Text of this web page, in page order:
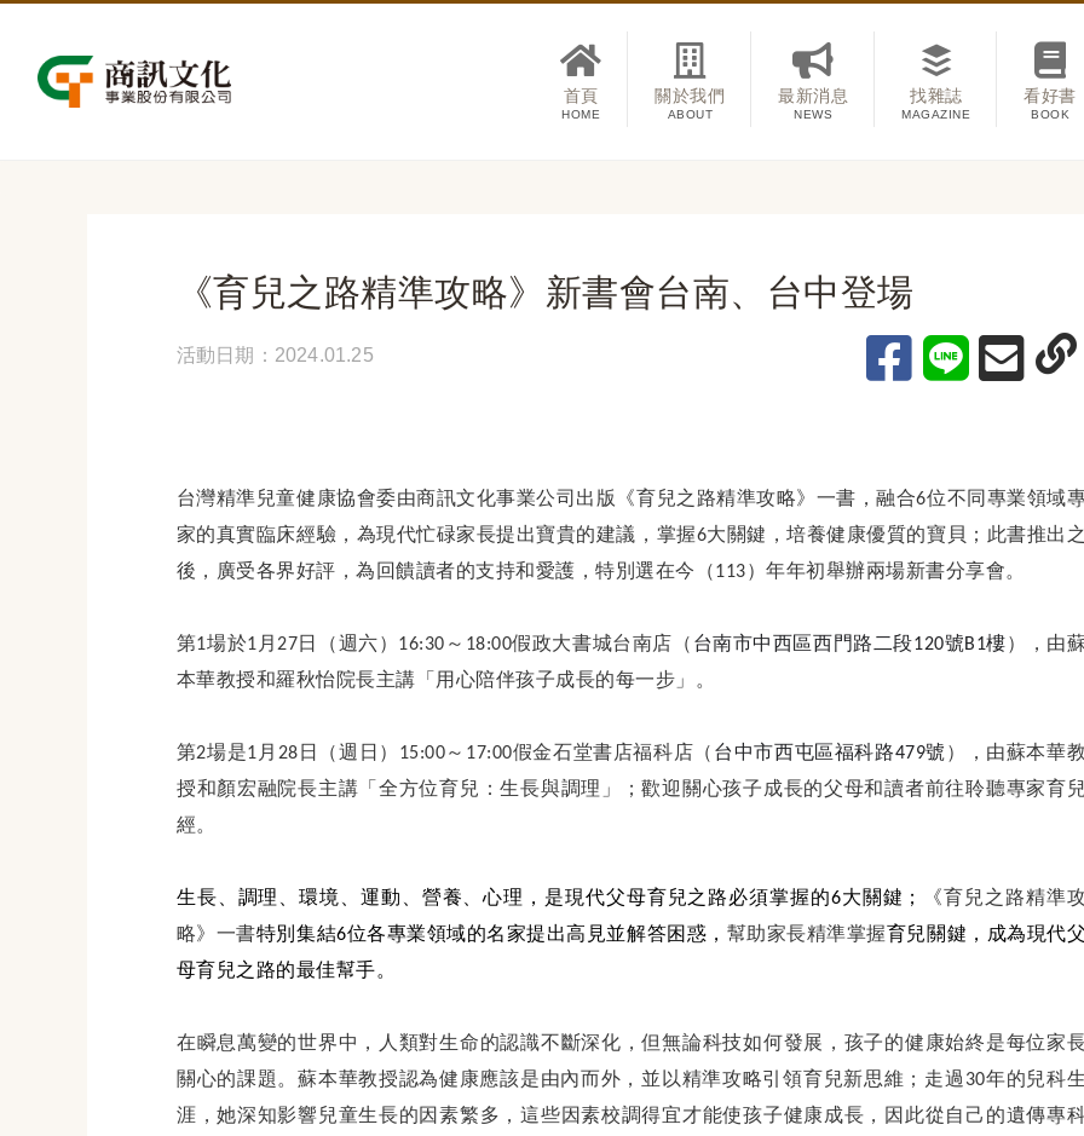
首頁
HOME
關於我們
ABOUT
最新消息
NEWS
找雜誌
MAGAZINE
看好書
BOOK
《育兒之路精準攻略》新書會台南、台中登場
活動日期：2024.01.25
台灣精準兒童健康協會委由商訊文化事業公司出版《育兒之路精準攻略》一書，融合6位不同專業領域
家的真實臨床經驗，為現代忙碌家長提出寶貴的建議，掌握6大關鍵，培養健康優質的寶貝；此書推出之
後，廣受各界好評，為回饋讀者的支持和愛護，特別選在今（113）年年初舉辦兩場新書分享會。
第1場於1月27日（週六）16:30～18:00假政大書城台南店（ 台南市中西區西門路二段120號B1樓 ），由蘇
本華教授和羅秋怡院長主講「用心陪伴孩子成長的每一步」。
第2場是1月28日（週日）15:00～17:00假金石堂書店福科店（ 台中市西屯區福科路479號 ），由蘇本華教
授和顏宏融院長主講「全方位育兒：生長與調理」；歡迎關心孩子成長的父母和讀者前往聆聽專家育兒
經。
生長、調理、環境、運動、營養、心理，是現代父母育兒之路必須掌握的6大關鍵；
《育兒之路精準
略》一書特別集結6位各專業領域的名家提出高見並解答困惑， 幫助家長精準掌握 育兒關鍵， 成為現代父
母育兒之路的最佳幫手。
在瞬息萬變的世界中，人類對生命的認識不斷深化，但無論科技如何發展，孩子的健康始終是每位家
關心的課題。蘇本華教授認為健康應該是由內而外，並以精準攻略引領育兒新思維；走過30年的兒科生
涯，她深知影響兒童生長的因素繁多，這些因素校調得宜才能使孩子健康成長，因此從自己的遺傳專